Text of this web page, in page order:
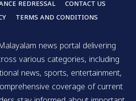
REDRESSAL
CONTACT US
TERMS AND CONDITIONS
news portal delivering
various categories, including
news, sports, entertainment,
coverage of current